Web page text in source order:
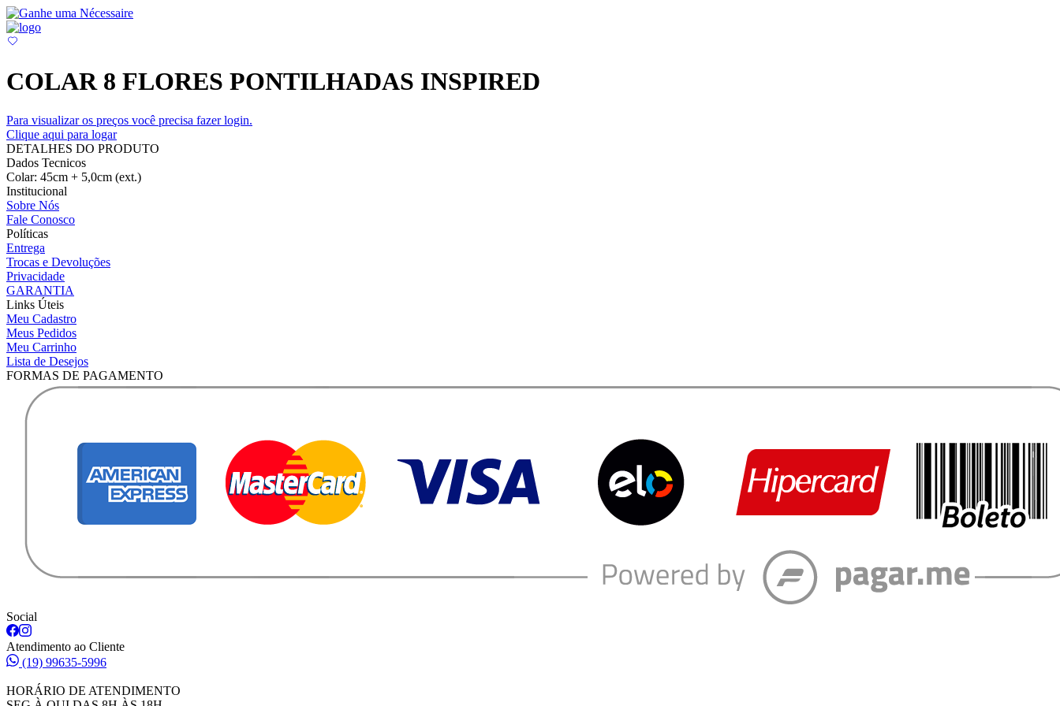
COLAR 8 FLORES PONTILHADAS INSPIRED
Para visualizar os preços você precisa fazer login.
Clique aqui para logar
DETALHES DO PRODUTO
Dados Tecnicos
Colar: 45cm + 5,0cm (ext.)
Institucional
Sobre Nós
Fale Conosco
Políticas
Entrega
Trocas e Devoluções
Privacidade
GARANTIA
Links Úteis
Meu Cadastro
Meus Pedidos
Meu Carrinho
Lista de Desejos
FORMAS DE PAGAMENTO
Social
Atendimento ao Cliente
(19) 99635-5996
HORÁRIO DE ATENDIMENTO